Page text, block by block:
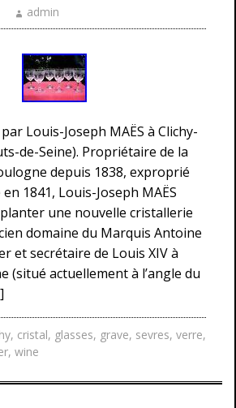
admin
Louis-Joseph MAËS à Clichy-
de-Seine). Propriétaire de la
depuis 1838, exproprié
1841, Louis-Joseph MAËS
une nouvelle cristallerie
domaine du Marquis Antoine
et secrétaire de Louis XIV à
(situé actuellement à l’angle du
, cristal, glasses, grave, sevres, verre,
, wine